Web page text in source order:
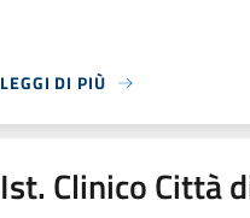
LEGGI DI PIÙ
Ist. Clinico Città